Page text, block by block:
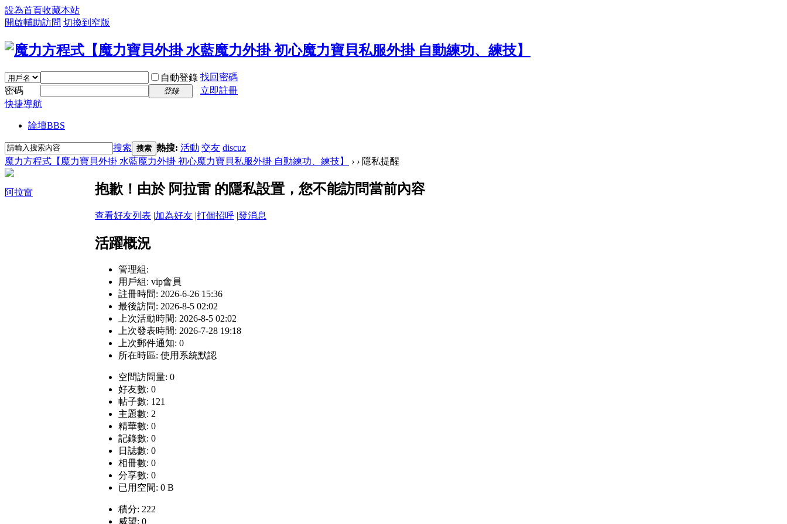
設為首頁收藏本站
開啟輔助訪問 切換到窄版
自動登錄 找回密碼
密碼
登錄
立即註冊
快捷導航
論壇BBS
搜索 搜索 熱搜: 活動 交友 discuz
魔力方程式【魔力寶貝外掛 水藍魔力外掛 初心魔力寶貝私服外掛 自動練功、練技】
› › 隱私提醒
阿拉雷 抱歉！由於 阿拉雷 的隱私設置，您不能訪問當前內容
查看好友列表 |加為好友 |打個招呼 |發消息
活躍概況
管理組:
用戶組: vip會員
註冊時間: 2026-6-26 15:36
最後訪問: 2026-8-5 02:02
上次活動時間: 2026-8-5 02:02
上次發表時間: 2026-7-28 19:18
上次郵件通知: 0
所在時區: 使用系統默認
空間訪問量: 0
好友數: 0
帖子數: 121
主題數: 2
精華數: 0
記錄數: 0
日誌數: 0
相冊數: 0
分享數: 0
已用空間: 0 B
積分: 222
威望: 0